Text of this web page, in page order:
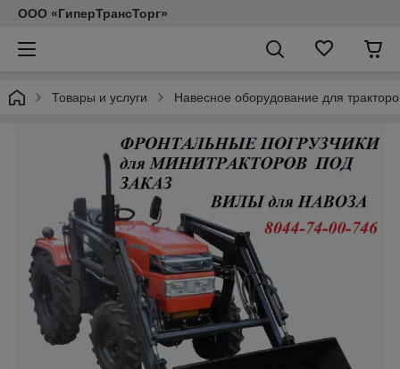
ООО «ГиперТрансТорг»
Товары и услуги Навесное оборудование для